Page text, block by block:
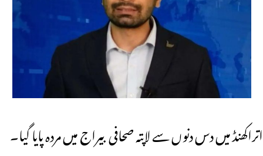
اتراکھنڈ میں دس دنوں سے لاپتہ صحافی بیراج میں مردہ پایا گیا۔